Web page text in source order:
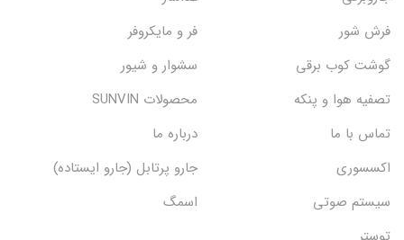
فرش شور
فر و مایکروفر
گوشت کوب برقی
سشوار و شیور
تصفیه هوا و پنکه
محصولات SUNVIN
تماس با ما
درباره ما
اکسسوری
جارو پرتابل (جارو ایستاده)
سیستم صوتی
اسمگ